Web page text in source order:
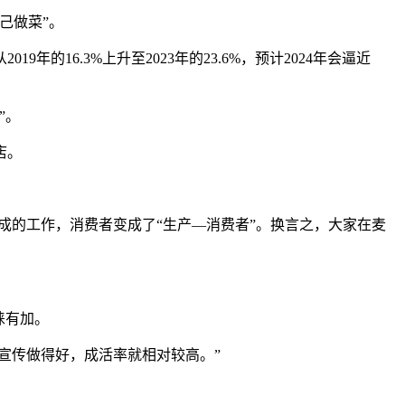
做菜”。
年的16.3%上升至2023年的23.6%，预计2024年会逼近
的工作，消费者变成了“生产—消费者”。换言之，大家在麦
加。
传做得好，成活率就相对较高。”